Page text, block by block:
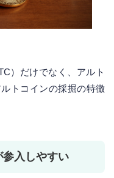
）だけでなく、アルト
トコインの採掘の特徴
入しやすい